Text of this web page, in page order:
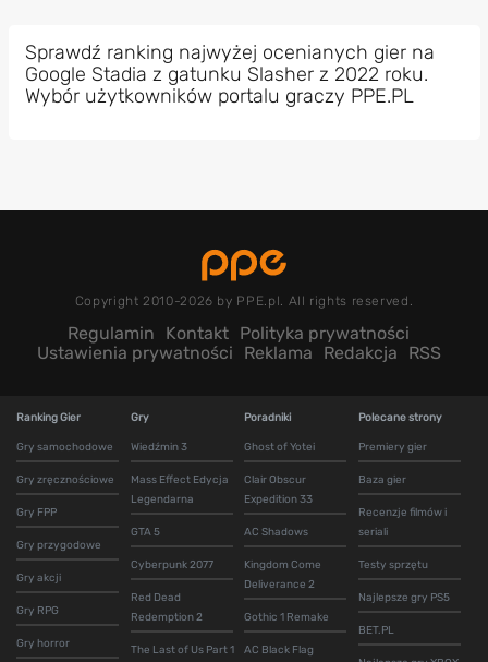
Sprawdź ranking najwyżej ocenianych gier na
Google Stadia z gatunku Slasher z 2022 roku.
Wybór użytkowników portalu graczy PPE.PL
Copyright 2010-2026 by PPE.pl. All rights reserved.
Regulamin Kontakt Polityka prywatności
Ustawienia prywatności
Reklama Redakcja RSS
Ranking Gier
Gry samochodowe
Gry zręcznościowe
Gry FPP
Gry przygodowe
Gry akcji
Gry RPG
Gry horror
Gry
Wiedźmin 3
Mass Effect Edycja
Legendarna
GTA 5
Cyberpunk 2077
Red Dead
Redemption 2
The Last of Us Part 1
Poradniki
Ghost of Yotei
Clair Obscur
Expedition 33
AC Shadows
Kingdom Come
Deliverance 2
Gothic 1 Remake
AC Black Flag
Polecane strony
Premiery gier
Baza gier
Recenzje filmów i
seriali
Testy sprzętu
Najlepsze gry PS5
BET.PL